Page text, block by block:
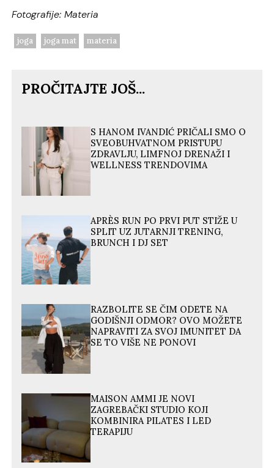
Fotografije: Materia
joga joga mat materia
PROČITAJTE JOŠ...
S HANOM IVANDIĆ PRIČALI SMO O
SVEOBUHVATNOM PRISTUPU
ZDRAVLJU, LIMFNOJ DRENAŽI I
WELLNESS TRENDOVIMA
APRÈS RUN PO PRVI PUT STIŽE U
SPLIT UZ JUTARNJI TRENING,
BRUNCH I DJ SET
RAZBOLITE SE ČIM ODETE NA
GODIŠNJI ODMOR? OVO MOŽETE
NAPRAVITI ZA SVOJ IMUNITET DA
SE TO VIŠE NE PONOVI
MAISON AMMI JE NOVI
ZAGREBAČKI STUDIO KOJI
KOMBINIRA PILATES I LED
TERAPIJU